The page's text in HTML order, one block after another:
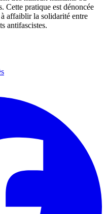
Cette pratique est dénoncée
affaiblir la solidarité entre
antifascistes.